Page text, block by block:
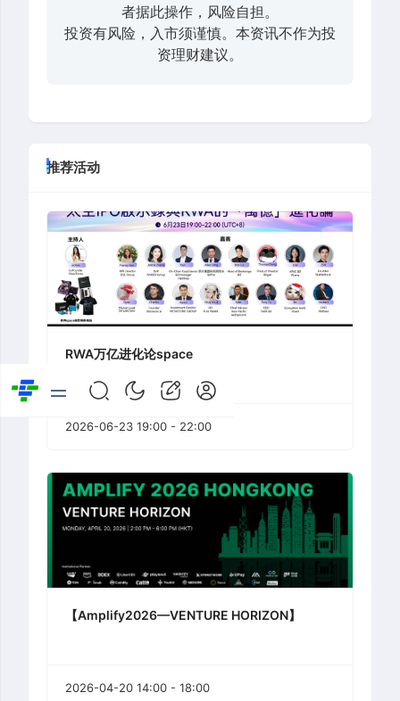
者据此操作，风险自担。
投资有风险，入市须谨慎。本资讯不作为投
资理财建议。
推荐活动
RWA万亿进化论space
2026-06-23 19:00 - 22:00
【Amplify2026—VENTURE HORIZON】
2026-04-20 14:00 - 18:00